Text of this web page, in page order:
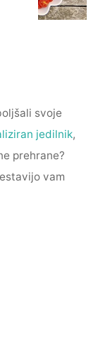
svoje
jedilnik,
prehrane?
vam